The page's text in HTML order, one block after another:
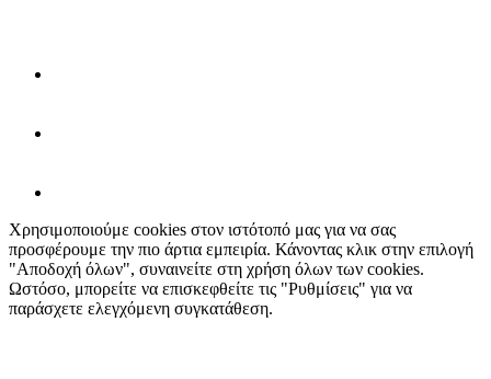
Χρησιμοποιούμε cookies στον ιστότοπό μας για να σας
προσφέρουμε την πιο άρτια εμπειρία. Κάνοντας κλικ στην επιλογή
"Αποδοχή όλων", συναινείτε στη χρήση όλων των cookies.
Ωστόσο, μπορείτε να επισκεφθείτε τις "Ρυθμίσεις" για να
παράσχετε ελεγχόμενη συγκατάθεση.